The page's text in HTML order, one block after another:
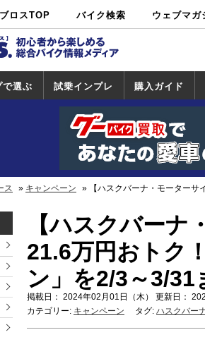
ロスTOP バイク検索
中古バイ
ク・新車検
カタログ検
索
ショップ検
索
ウェブマガ
で選ぶ 試乗インプレ
試乗インプレ
一覧
ホンダ
ヤマハ
スズキ
カワサキ
ハーレー
BMW
トライアンフ
ドゥカティ
購入ガイド
一覧
ス キャンペーン 【ハスクバーナ・モーター
【ハスクバーナ
21.6万円おトク
ン」を2/3～3/31
掲載日： 2024年02月01日（木） 更新日：
カテゴリー: キャンペーン タグ: ハスクバー